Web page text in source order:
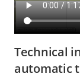
Technical
automatic